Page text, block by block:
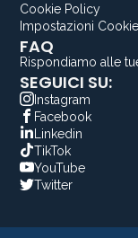
Cookie Policy
Impostazioni Cookie
FAQ
Rispondiamo alle
SEGUICI SU:
Instagram
Facebook
Linkedin
TikTok
YouTube
Twitter